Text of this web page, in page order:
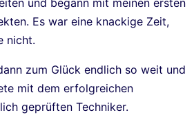
und begann mit meinen ersten
Es war eine knackige Zeit,
nicht.
zum Glück endlich so weit und
mit dem erfolgreichen
geprüften Techniker.